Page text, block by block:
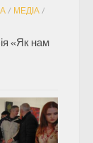
/ МЕДІА /
«Як нам